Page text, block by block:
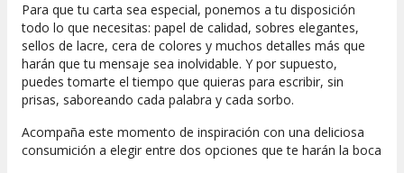
Para que tu carta sea especial, ponemos a tu disposición
todo lo que necesitas: papel de calidad, sobres elegantes,
sellos de lacre, cera de colores y muchos detalles más que
harán que tu mensaje sea inolvidable. Y por supuesto,
puedes tomarte el tiempo que quieras para escribir, sin
prisas, saboreando cada palabra y cada sorbo.
Acompaña este momento de inspiración con una deliciosa
consumición a elegir entre dos opciones que te harán la boca